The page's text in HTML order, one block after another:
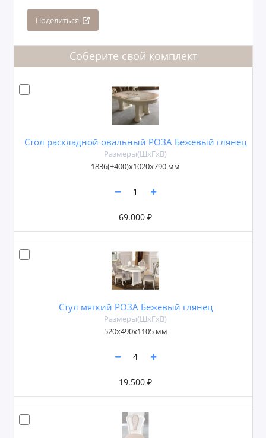
Поделиться
Соберите свой комплект
Стол раскладной овальный РОЗА Бежевый глянец
Размеры(ШxГxВ)
1836(+400)x1020x790 мм
69.000 ₽
Стул мягкий РОЗА Бежевый глянец
Размеры(ШxГxВ)
520х490х1105 мм
19.500 ₽